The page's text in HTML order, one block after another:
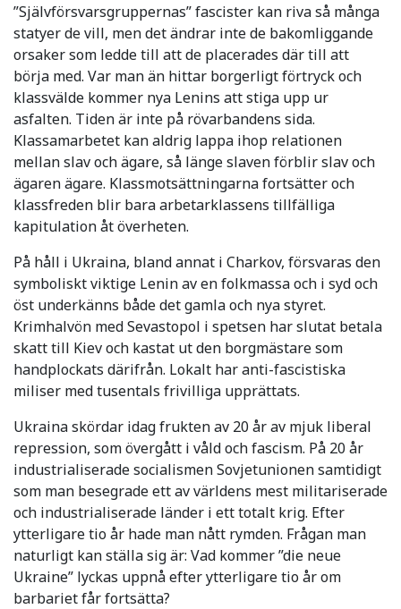
”Självförsvarsgruppernas” fascister kan riva så många
statyer de vill, men det ändrar inte de bakomliggande
orsaker som ledde till att de placerades där till att
börja med. Var man än hittar borgerligt förtryck och
klassvälde kommer nya Lenins att stiga upp ur
asfalten. Tiden är inte på rövarbandens sida.
Klassamarbetet kan aldrig lappa ihop relationen
mellan slav och ägare, så länge slaven förblir slav och
ägaren ägare. Klassmotsättningarna fortsätter och
klassfreden blir bara arbetarklassens tillfälliga
kapitulation åt överheten.
På håll i Ukraina, bland annat i Charkov, försvaras den
symboliskt viktige Lenin av en folkmassa och i syd och
öst underkänns både det gamla och nya styret.
Krimhalvön med Sevastopol i spetsen har slutat betala
skatt till Kiev och kastat ut den borgmästare som
handplockats därifrån. Lokalt har anti-fascistiska
miliser med tusentals frivilliga upprättats.
Ukraina skördar idag frukten av 20 år av mjuk liberal
repression, som övergått i våld och fascism. På 20 år
industrialiserade socialismen Sovjetunionen samtidigt
som man besegrade ett av världens mest militariserade
och industrialiserade länder i ett totalt krig. Efter
ytterligare tio år hade man nått rymden. Frågan man
naturligt kan ställa sig är: Vad kommer ”die neue
Ukraine” lyckas uppnå efter ytterligare tio år om
barbariet får fortsätta?